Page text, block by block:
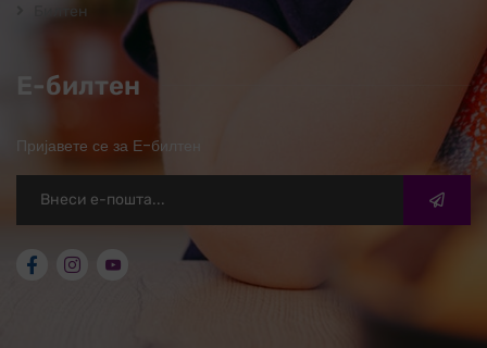
Билтен
Е-билтен
Пријавете се за Е-билтен